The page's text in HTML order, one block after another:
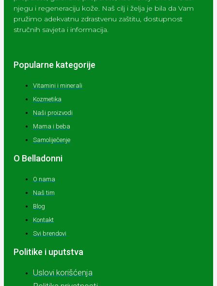
njegu i regeneraciju kože. Naš cilj i želja je bila da Vam
pružimo adekvatnu zdrastvenu zaštitu, dostupnost
stručnih savjeta i informacija.
Popularne kategorije
Vitamini i minerali
Kozmetika
Naši proizvodi
Mama i beba
Samoliječenje
O Belladonni
O nama
Naš tim
Blog
Kontakt
Svi brendovi
Politike i uputstva
Uslovi korišćenja